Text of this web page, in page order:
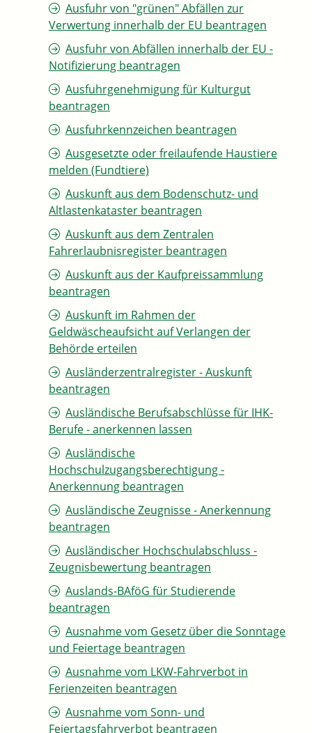
Ausfuhr von "grünen" Abfällen zur
Verwertung innerhalb der EU beantragen
Ausfuhr von Abfällen innerhalb der EU -
Notifizierung beantragen
Ausfuhrgenehmigung für Kulturgut
beantragen
Ausfuhrkennzeichen beantragen
Ausgesetzte oder freilaufende Haustiere
melden (Fundtiere)
Auskunft aus dem Bodenschutz- und
Altlastenkataster beantragen
Auskunft aus dem Zentralen
Fahrerlaubnisregister beantragen
Auskunft aus der Kaufpreissammlung
beantragen
Auskunft im Rahmen der
Geldwäscheaufsicht auf Verlangen der
Behörde erteilen
Ausländerzentralregister - Auskunft
beantragen
Ausländische Berufsabschlüsse für IHK-
Berufe - anerkennen lassen
Ausländische
Hochschulzugangsberechtigung -
Anerkennung beantragen
Ausländische Zeugnisse - Anerkennung
beantragen
Ausländischer Hochschulabschluss -
Zeugnisbewertung beantragen
Auslands-BAföG für Studierende
beantragen
Ausnahme vom Gesetz über die Sonntage
und Feiertage beantragen
Ausnahme vom LKW-Fahrverbot in
Ferienzeiten beantragen
Ausnahme vom Sonn- und
Feiertagsfahrverbot beantragen